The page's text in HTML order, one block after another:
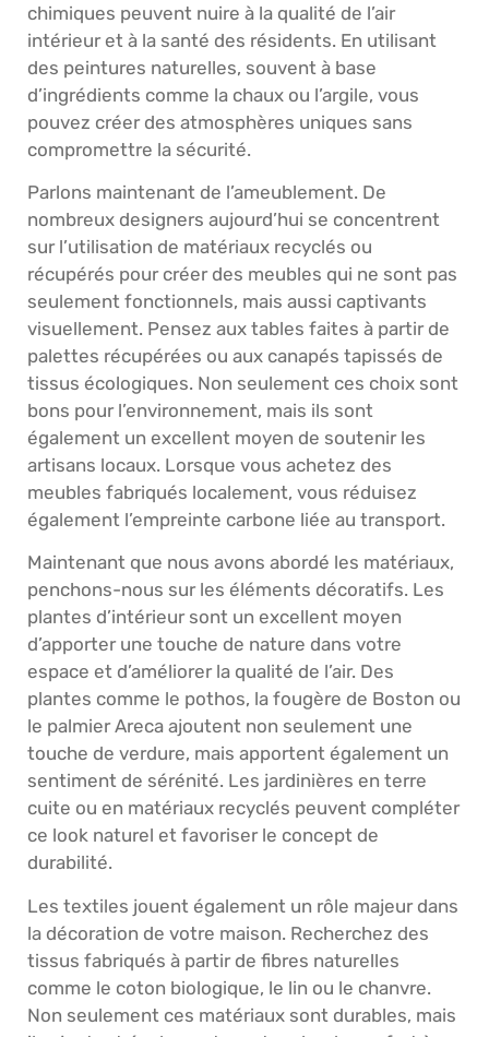
chimiques peuvent nuire à la qualité de l’air
intérieur et à la santé des résidents. En utilisant
des peintures naturelles, souvent à base
d’ingrédients comme la chaux ou l’argile, vous
pouvez créer des atmosphères uniques sans
compromettre la sécurité.
Parlons maintenant de l’ameublement. De
nombreux designers aujourd’hui se concentrent
sur l’utilisation de matériaux recyclés ou
récupérés pour créer des meubles qui ne sont pas
seulement fonctionnels, mais aussi captivants
visuellement. Pensez aux tables faites à partir de
palettes récupérées ou aux canapés tapissés de
tissus écologiques. Non seulement ces choix sont
bons pour l’environnement, mais ils sont
également un excellent moyen de soutenir les
artisans locaux. Lorsque vous achetez des
meubles fabriqués localement, vous réduisez
également l’empreinte carbone liée au transport.
Maintenant que nous avons abordé les matériaux,
penchons-nous sur les éléments décoratifs. Les
plantes d’intérieur sont un excellent moyen
d’apporter une touche de nature dans votre
espace et d’améliorer la qualité de l’air. Des
plantes comme le pothos, la fougère de Boston ou
le palmier Areca ajoutent non seulement une
touche de verdure, mais apportent également un
sentiment de sérénité. Les jardinières en terre
cuite ou en matériaux recyclés peuvent compléter
ce look naturel et favoriser le concept de
durabilité.
Les textiles jouent également un rôle majeur dans
la décoration de votre maison. Recherchez des
tissus fabriqués à partir de fibres naturelles
comme le coton biologique, le lin ou le chanvre.
Non seulement ces matériaux sont durables, mais